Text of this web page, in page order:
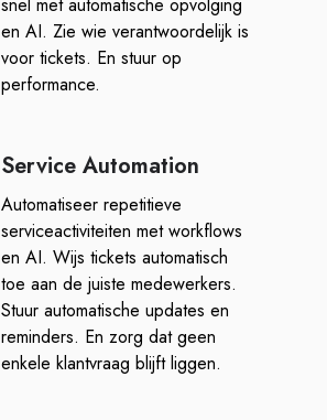
en AI. Zie wie verantwoordelijk is
voor tickets. En stuur op
performance.
Service Automation
Automatiseer repetitieve
serviceactiviteiten met workflows
en AI. Wijs tickets automatisch
toe aan de juiste medewerkers.
Stuur automatische updates en
reminders. En zorg dat geen
enkele klantvraag blijft liggen.